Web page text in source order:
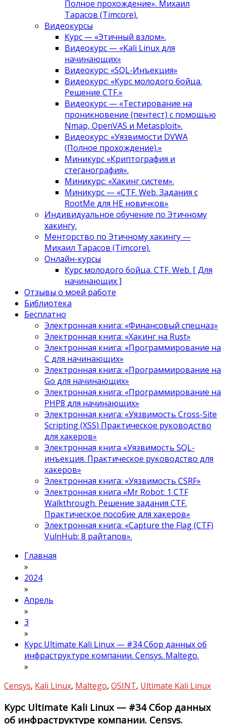
Полное прохождение». Михаил
Тарасов (Timcore).
Видеокурсы
Курс — «Этичный взлом».
Видеокурс — «Kali Linux для
начинающих»
Видеокурс: «SQL-Инъекция»
Видеокурс: «Курс молодого бойца.
Решение CTF.»
Видеокурс — «Тестирование на
проникновение (пентест) с помощью
Nmap, OpenVAS и Metasploit».
Видеокурс: «Уязвимости DVWA
(Полное прохождение).»
Миникурс «Криптография и
стеганография».
Миникурс: «Хакинг систем».
Миникурс — «CTF. Web. Задания с
RootMe для НЕ новичков»
Индивидуальное обучение по Этичному
хакингу.
Менторство по Этичному хакингу —
Михаил Тарасов (Timcore).
Онлайн-курсы
Курс молодого бойца. CTF. Web. [ Для
начинающих ]
Отзывы о моей работе
Библиотека
Бесплатно
Электронная книга: «Финансовый спецназ»
Электронная книга: «Хакинг на Rust»
Электронная книга: «Программирование на
C для начинающих»
Электронная книга: «Программирование на
Go для начинающих»
Электронная книга: «Программирование на
PHP8 для начинающих»
Электронная книга: «Уязвимость Cross-Site
Scripting (XSS) Практическое руководство
для хакеров»
Электронная книга «Уязвимость SQL-
инъекция. Практическое руководство для
хакеров»
Электронная книга: «Уязвимость CSRF»
Электронная книга «Mr Robot: 1 CTF
Walkthrough. Решение задания CTF.
Практическое пособие для хакеров»
Электронная книга: «Capture the Flag (CTF)
VulnHub: 8 райтапов».
Главная
»
2024
»
Апрель
»
3
»
Курс Ultimate Kali Linux — #34 Сбор данных об
инфраструктуре компании. Censys. Maltego.
»
Censys, Kali Linux, Maltego, OSINT, Ultimate Kali Linux
Курс Ultimate Kali Linux — #34 Сбор данных
об инфраструктуре компании. Censys.